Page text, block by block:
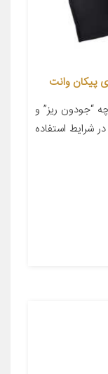
“جودون ریز” و
شرایط استفاده